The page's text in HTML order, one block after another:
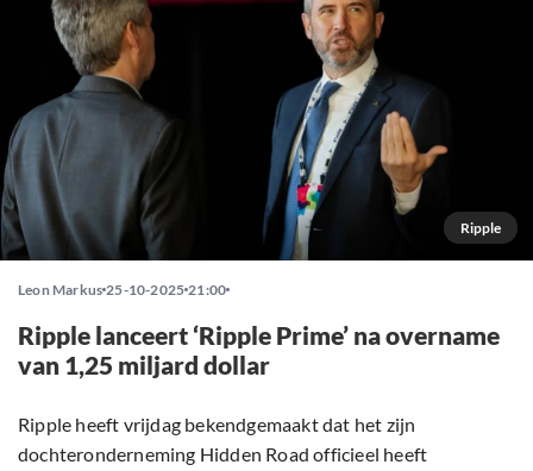
Ripple
Leon Markus 25-10-2025 21:00
Ripple lanceert ‘Ripple Prime’ na overname
van 1,25 miljard dollar
Ripple heeft vrijdag bekendgemaakt dat het zijn
dochteronderneming Hidden Road officieel heeft